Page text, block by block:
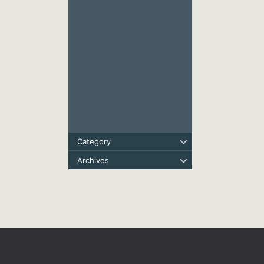
Category
Archives